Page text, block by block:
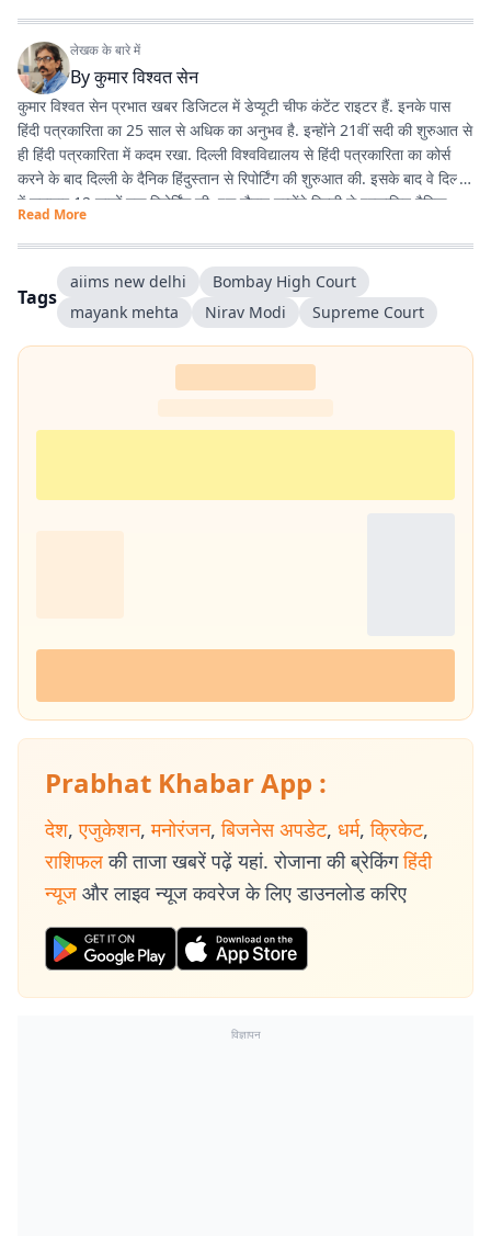
लेखक के बारे में
Byकुमार विश्वत सेन
कुमार विश्वत सेन प्रभात खबर डिजिटल में डेप्यूटी चीफ कंटेंट राइटर हैं. इनके पास
हिंदी पत्रकारिता का 25 साल से अधिक का अनुभव है. इन्होंने 21वीं सदी की शुरुआत से
ही हिंदी पत्रकारिता में कदम रखा. दिल्ली विश्वविद्यालय से हिंदी पत्रकारिता का कोर्स
करने के बाद दिल्ली के दैनिक हिंदुस्तान से रिपोर्टिंग की शुरुआत की. इसके बाद वे दिल्ली
में लगातार 12 सालों तक रिपोर्टिंग की. इस दौरान उन्होंने दिल्ली से प्रकाशित दैनिक
हिंदुस्तान दैनिक जागरण, देशबंधु जैसे प्रतिष्ठित अखबारों के साथ कई साप्ताहिक
अखबारों के लिए भी रिपोर्टिंग की. 2013 में वे प्रभात खबर आए. तब से वे प्रिंट मीडिया
के साथ फिलहाल पिछले 10 सालों से प्रभात खबर डिजिटल में अपनी सेवाएं दे रहे हैं.
इन्होंने अपने करियर के शुरुआती दिनों में ही राजस्थान में होने वाली हिंदी पत्रकारिता के
300 साल के इतिहास पर एक पुस्तक 'नित नए आयाम की खोज: राजस्थानी
पत्रकारिता' की रचना की. इनकी कई कहानियां देश के विभिन्न पत्र-पत्रिकाओं में
Read More
Tags
aiims new delhi
Bombay High Court
mayank mehta
Nirav Modi Supreme Court
Prabhat Khabar App :
देश, एजुकेशन, मनोरंजन, बिजनेस अपडेट, धर्म, क्रिकेट,
राशिफल की ताजा खबरें पढ़ें यहां. रोजाना की ब्रेकिंग हिंदी
न्यूज और लाइव न्यूज कवरेज के लिए डाउनलोड करिए
विज्ञापन